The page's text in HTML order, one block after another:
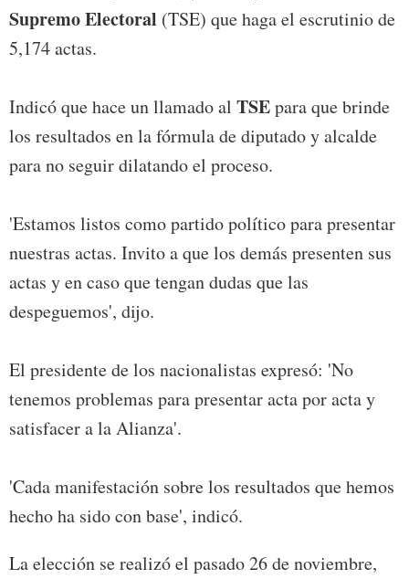
Supremo Electoral (TSE) que haga el escrutinio de
5,174 actas.
Indicó que hace un llamado al TSEpara que brinde
los resultados en la fórmula de diputado y alcalde
para no seguir dilatando el proceso.
'Estamos listos como partido político para presentar
nuestras actas. Invito a que los demás presenten sus
actas y en caso que tengan dudas que las
despeguemos', dijo.
El presidente de los nacionalistas expresó: 'No
tenemos problemas para presentar acta por acta y
satisfacer a la Alianza'.
'Cada manifestación sobre los resultados que hemos
hecho ha sido con base', indicó.
La elección se realizó el pasado 26 de noviembre,